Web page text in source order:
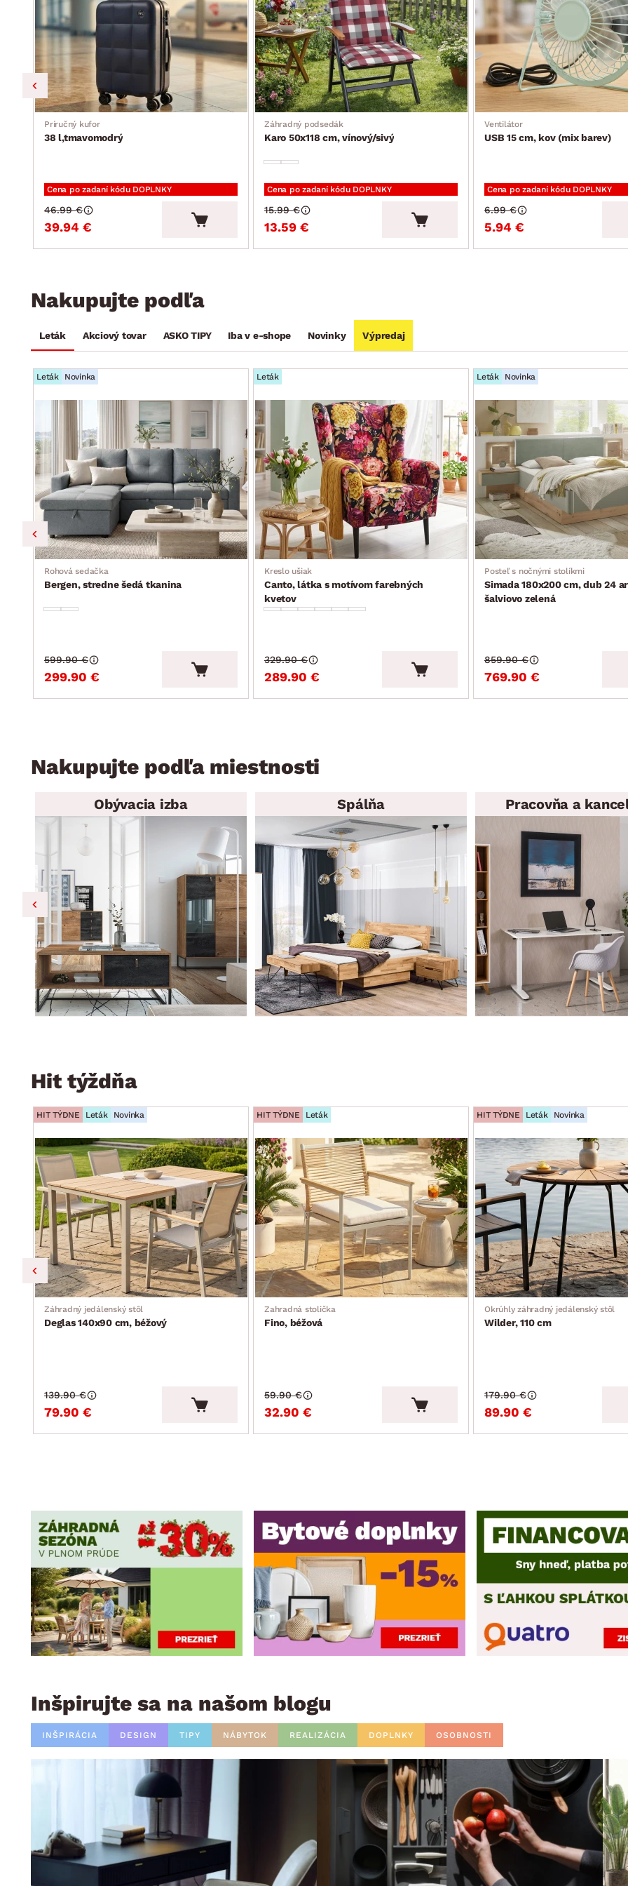
Príručný kufor
38 l,tmavomodrý
Cena po zadaní kódu DOPLNKY
39.94 €
46.99 €
Záhradný podsedák
Karo 50x118 cm, vínový/sivý
Cena po zadaní kódu DOPLNKY
13.59 €
15.99 €
Ventilátor
USB 15 cm, kov (mix barev)
Cena po zadaní kódu DOPLNKY
5.94 €
6.99 €
Nakupujte podľa
Leták Akciový tovar ASKO TIPY Iba v e-shope Novinky Výpredaj
Leták Novinka
Rohová sedačka
Bergen, stredne šedá tkanina
299.90 €
599.90 €
Leták
Kreslo ušiak
Canto, látka s motívom farebných
kvetov
289.90 €
329.90 €
Leták Novinka
Posteľ s nočnými stolíkmi
Simada 180x200 cm, dub 24
šalviovo zelená
769.90 €
859.90 €
Nakupujte podľa miestnosti
Obývacia izba Spálňa Pracovňa a
Hit týždňa
HIT TÝDNE Leták Novinka
Záhradný jedálenský stôl
Deglas 140x90 cm, béžový
79.90 €
139.90 €
HIT TÝDNE Leták
Zahradná stolička
Fino, béžová
32.90 €
59.90 €
HIT TÝDNE Leták Novinka
Okrúhly záhradný jedálenský stôl
Wilder, 110 cm
89.90 €
179.90 €
Inšpirujte sa na našom blogu
INŠPIRÁCIA DESIGN TIPY NÁBYTOK REALIZÁCIA DOPLNKY OSOBNOSTI